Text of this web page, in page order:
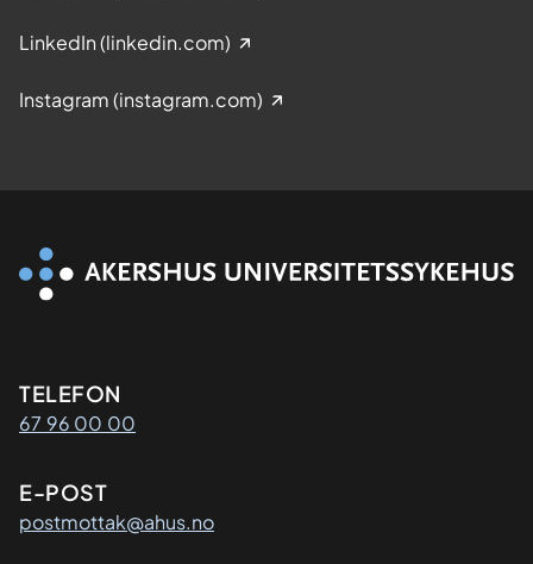
LinkedIn (linkedin.com)
Instagram (instagram.com)
Kontaktinformasjon
TELEFON
67 96 00 00
E-POST
postmottak@ahus.no